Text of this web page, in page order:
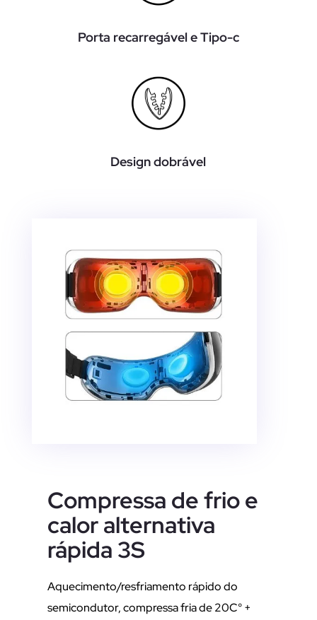
Porta recarregável e Tipo-c
Design dobrável
Compressa de frio e
calor alternativa
rápida 3S
Aquecimento/resfriamento rápido do
semicondutor, compressa fria de 20C° +